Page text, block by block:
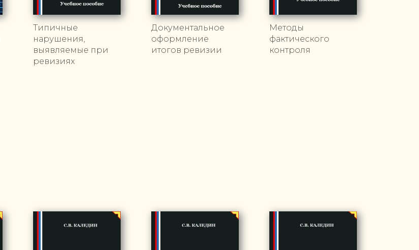
Типичные
нарушения,
выявляемые при
ревизиях
Документальное
оформление
итогов ревизии
Методы
фактического
контроля